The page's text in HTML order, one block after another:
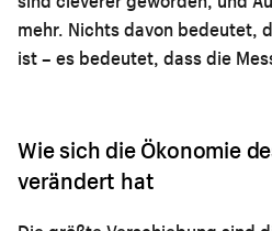
mehr. Nichts davon bedeutet,
ist – es bedeutet, dass die
Wie sich die Ökonomie
verändert hat